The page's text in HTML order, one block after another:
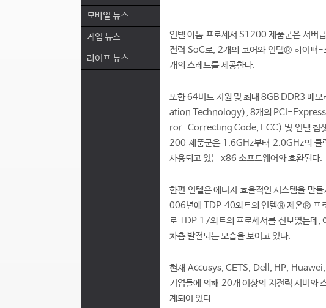
모바일 뉴스
게임 뉴스
라이프 뉴스
인텔 아톰 프로세서 S1200 제품군은 서버
전력 SoC로, 2개의 코어와 인텔® 하이
개의 스레드를 제공한다.
또한 64비트 지원 및 최대 8GB DDR3 메
ation Technology), 8개의 PCI-Express
ror-Correcting Code, ECC) 및 인텔 칩셋
200 제품군은 1.6GHz부터 2.0GHz의 클
사용되고 있는 x86 소프트웨어와 호환된다.
한편 인텔은 에너지 효율적인 시스템을 만
006년에 TDP 40와트의 인텔® 제온® 프
로 TDP 17와트의 프로세서를 선보였는데,
차츰 발전되는 모습을 보이고 있다.
현재 Accusys, CETS, Dell, HP,
기업들에 의해 20개 이상의 저전력 서버와
계되어 있다.